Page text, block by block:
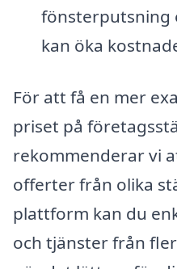
fönsterputsning
kan öka
För att få en mer
priset på
rekommenderar vi
offerter från olika
plattform kan du
och tjänster från